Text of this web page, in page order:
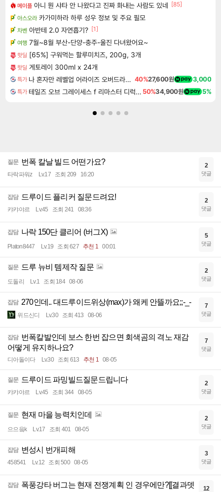
메이플 아니 뭔 샤타 안 나왔다고 진짜 화내는 사람도 있네 [85]
아스오라 카가미하라 하루 성우 정보 및 주요 필모
차벤 아반테 2.0 자연흡기? [1]
여행 7월~8월 부산-단양-충주-울진 다녀왔어요~
핫딜 [65%] 구워먹는 할루미치즈, 200g, 3개
핫딜 게토레이 300ml x 24개
특가 나 혼자만 레벨업 어라이즈 오버드라이브 Solo Leveling Arise 40%27,600원 3,000
특가 테일즈 오브 그레이세스 f 리마스터 디럭스 에디션 Tales of Graces f Remastered Deluxe Edition 50%34,900원 5%
질문 번폭 칼날 빌드 어떤가요?
타락파워z Lv.17 조회 209 16:20
2
댓글
잡담 드루이드 플리커 질문드려요!
캬캬야르 Lv.45 조회 241 08:36
2
댓글
잡담 나락 150단 클리어 (버그X)
Platon8447 Lv.19 조회 627 추천 1 00:01
5
댓글
질문 드루 뉴비 템제작 질문
도돌리 Lv.1 조회 184 08-06
2
댓글
잡담 270인데.. 대드루이드위상(max)가 왜케 안뜰까요;;-_-
위드신디 Lv.30 조회 413 08-06
7
댓글
잡담 번폭칼발인데 보스 한번 잡으면 회색곰의 격노 재감
어떻게 유지하나요?
디아돌이다 Lv.30 조회 613 추천 1 08-05
7
댓글
질문 드루이드 파밍빌드질문드립니다
캬캬야르 Lv.45 조회 344 08-05
2
댓글
질문 현재 마을 능력치인데
으으읔k Lv.17 조회 401 08-05
2
댓글
잡담 변성시 번개피해
458541 Lv.12 조회 500 08-05
3
댓글
잡담 폭풍강타 버그는 현재 전쟁계획 인 경우에만?[[결과뎃
12